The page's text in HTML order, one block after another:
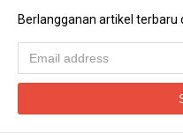
Berlangganan artikel terbaru